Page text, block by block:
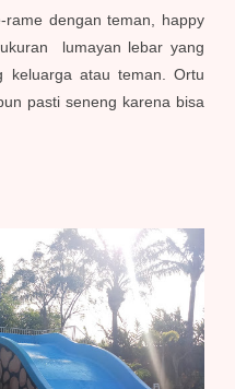
dengan teman, happy
lumayan lebar yang
keluarga atau teman. Ortu
pasti seneng karena bisa